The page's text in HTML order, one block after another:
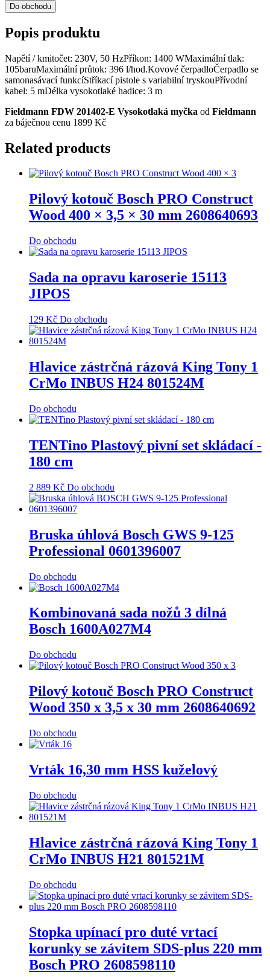
Do obchodu
Popis produktu
Napětí / kmitočet: 230V, 50 HzPříkon: 1400 WMaximální tlak:
105baruMaximální průtok: 396 l/hod.Kovové čerpadloČerpadlo se
samonasávací funkcíStříkací pistole s variabilní tryskouPřívodní
kabel: 5 mDélka vysokotlaké hadice: 3 m
Fieldmann FDW 201402-E Vysokotlaká myčka od Fieldmann
za báječnou cenu 1899 Kč
Related products
Pilový kotouč Bosch PRO Construct
Wood 400 × 3,5 × 30 mm 2608640693
Do obchodu
Sada na opravu karoserie 15113
JIPOS
129 Kč Do obchodu
Hlavice zástrčná rázová King Tony 1
CrMo INBUS H24 801524M
Do obchodu
TENTino Plastový pivní set skládací -
180 cm
2 889 Kč Do obchodu
Bruska úhlová Bosch GWS 9-125
Professional 0601396007
Do obchodu
Kombinovaná sada nožů 3 dílná
Bosch 1600A027M4
Do obchodu
Pilový kotouč Bosch PRO Construct
Wood 350 x 3,5 x 30 mm 2608640692
Do obchodu
Vrták 16,30 mm HSS kuželový
Do obchodu
Hlavice zástrčná rázová King Tony 1
CrMo INBUS H21 801521M
Do obchodu
Stopka upínací pro duté vrtací
korunky se závitem SDS-plus 220 mm
Bosch PRO 2608598110